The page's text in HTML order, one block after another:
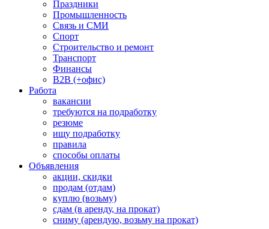
Праздники
Промышленность
Связь и СМИ
Спорт
Строительство и ремонт
Транспорт
Финансы
B2B (+офис)
Работа
вакансии
требуются на подработку
резюме
ищу подработку
правила
способы оплаты
Объявления
акции, скидки
продам (отдам)
куплю (возьму)
сдам (в аренду, на прокат)
сниму (арендую, возьму на прокат)